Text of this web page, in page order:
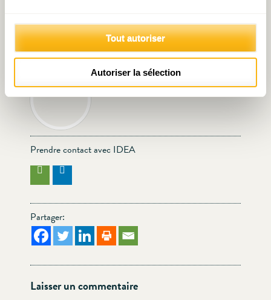
Tout autoriser
Autoriser la sélection
Avis annuel 2016: quelques
doutes subsistent.
Luxembourg : un îlot de
prospérité loin d’être isolé
Écrit par IDEA
le 02.07.2014
Prendre contact avec IDEA
Partager:
Laisser un commentaire